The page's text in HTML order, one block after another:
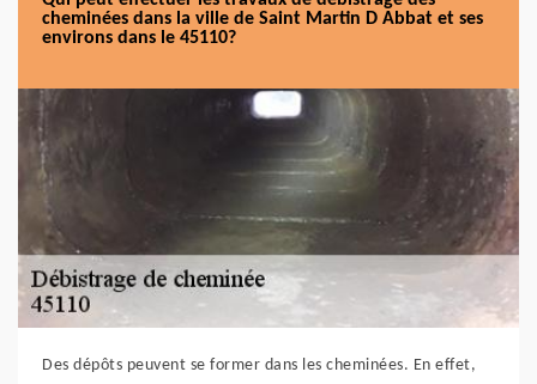
cheminées dans la ville de Saint Martin D Abbat et ses
environs dans le 45110?
Des dépôts peuvent se former dans les cheminées. En effet,